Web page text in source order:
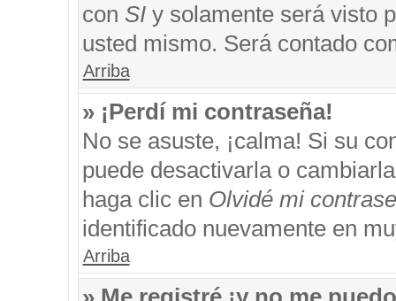
con SIy solamente será visto
usted mismo. Será contado
Arriba
» ¡Perdí mi contraseña!
No se asuste, ¡calma! Si su
puede desactivarla o
haga clic en Olvidé mi
identificado nuevamente en
Arriba